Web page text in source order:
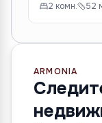
2 комн.
52
ARMONIA